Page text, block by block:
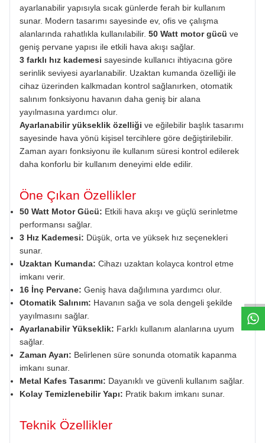
ayarlanabilir yapısıyla sıcak günlerde ferah bir kullanım
sunar. Modern tasarımı sayesinde ev, ofis ve çalışma
alanlarında rahatlıkla kullanılabilir. 50 Watt motor gücü ve
geniş pervane yapısı ile etkili hava akışı sağlar.
3 farklı hız kademesi sayesinde kullanıcı ihtiyacına göre
serinlik seviyesi ayarlanabilir. Uzaktan kumanda özelliği ile
cihaz üzerinden kalkmadan kontrol sağlanırken, otomatik
salınım fonksiyonu havanın daha geniş bir alana
yayılmasına yardımcı olur.
Ayarlanabilir yükseklik özelliği ve eğilebilir başlık tasarımı
sayesinde hava yönü kişisel tercihlere göre değiştirilebilir.
Zaman ayarı fonksiyonu ile kullanım süresi kontrol edilerek
daha konforlu bir kullanım deneyimi elde edilir.
Öne Çıkan Özellikler
50 Watt Motor Gücü: Etkili hava akışı ve güçlü serinletme
performansı sağlar.
3 Hız Kademesi: Düşük, orta ve yüksek hız seçenekleri
sunar.
Uzaktan Kumanda: Cihazı uzaktan kolayca kontrol etme
imkanı verir.
16 İnç Pervane: Geniş hava dağılımına yardımcı olur.
Otomatik Salınım: Havanın sağa ve sola dengeli şekilde
yayılmasını sağlar.
Ayarlanabilir Yükseklik: Farklı kullanım alanlarına uyum
sağlar.
Zaman Ayarı: Belirlenen süre sonunda otomatik kapanma
imkanı sunar.
Metal Kafes Tasarımı: Dayanıklı ve güvenli kullanım sağlar.
Kolay Temizlenebilir Yapı: Pratik bakım imkanı sunar.
Teknik Özellikler